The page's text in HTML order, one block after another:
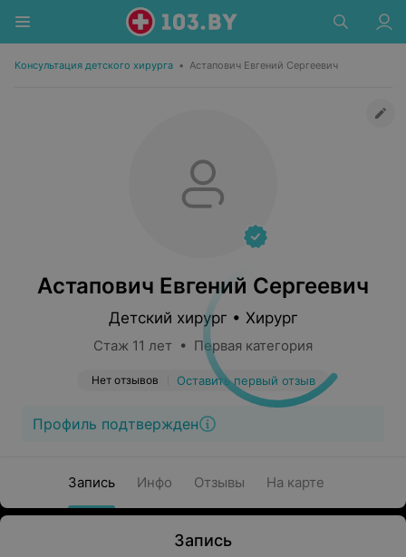
Консультация детского хирурга • Астапович Евгений Сергеевич
Астапович Евгений Сергеевич
Детский хирург • Хирург
Стаж 11 лет • Первая категория
Нет отзывов Оставить первый отзыв
Профиль подтвержден
Запись Инфо Отзывы На карте
Запись